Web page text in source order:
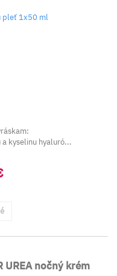
pleť 1x50 ml
kyselinu hyaluró...
UREA nočný krém